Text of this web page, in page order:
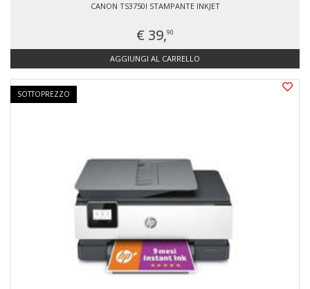
CANON TS3750I STAMPANTE INKJET
€ 39,90
AGGIUNGI AL CARRELLO
SOTTOPREZZO